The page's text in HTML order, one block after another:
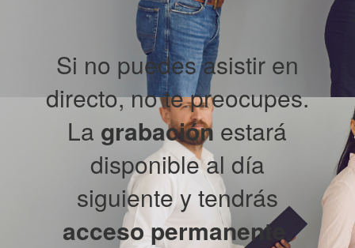
Si no puedes asistir en
directo, no te preocupes.
La grabación estará
disponible al día
siguiente y tendrás
acceso permanente .